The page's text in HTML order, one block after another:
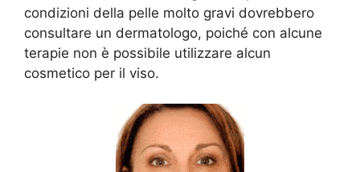
condizioni della pelle molto gravi dovrebbero
consultare un dermatologo, poiché con alcune
terapie non è possibile utilizzare alcun
cosmetico per il viso.